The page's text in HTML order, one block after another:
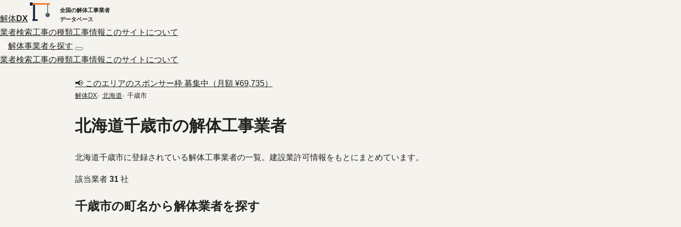
解体DX
全国の解体工事業者
データベース
業者検索工事の種類工事情報 このサイトについて
解体事業者を探す
業者検索工事の種類工事情報 このサイトについて
📢 このエリアのスポンサー枠 募集中（月額 ¥69,735）
解体DX 北海道 千歳市
北海道千歳市の解体工事業者
北海道千歳市に登録されている解体工事業者の一覧。建設業許可情報をもとにまとめています。
該当業者 31 社
千歳市の町名から解体業者を探す